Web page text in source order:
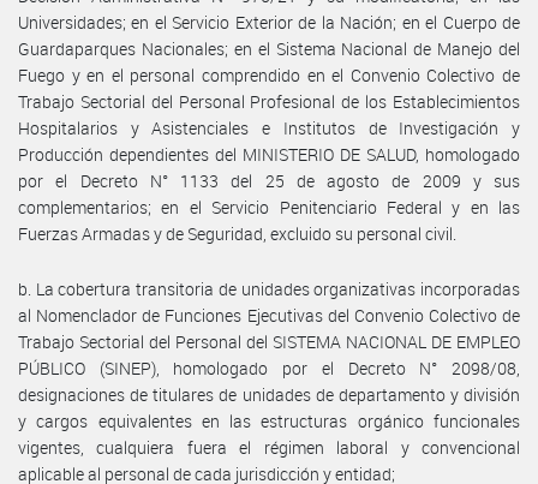
Universidades; en el Servicio Exterior de la Nación; en el Cuerpo de
Guardaparques Nacionales; en el Sistema Nacional de Manejo del
Fuego y en el personal comprendido en el Convenio Colectivo de
Trabajo Sectorial del Personal Profesional de los Establecimientos
Hospitalarios y Asistenciales e Institutos de Investigación y
Producción dependientes del MINISTERIO DE SALUD, homologado
por el Decreto N° 1133 del 25 de agosto de 2009 y sus
complementarios; en el Servicio Penitenciario Federal y en las
Fuerzas Armadas y de Seguridad, excluido su personal civil.
b. La cobertura transitoria de unidades organizativas incorporadas
al Nomenclador de Funciones Ejecutivas del Convenio Colectivo de
Trabajo Sectorial del Personal del SISTEMA NACIONAL DE EMPLEO
PÚBLICO (SINEP), homologado por el Decreto N° 2098/08,
designaciones de titulares de unidades de departamento y división
y cargos equivalentes en las estructuras orgánico funcionales
vigentes, cualquiera fuera el régimen laboral y convencional
aplicable al personal de cada jurisdicción y entidad;